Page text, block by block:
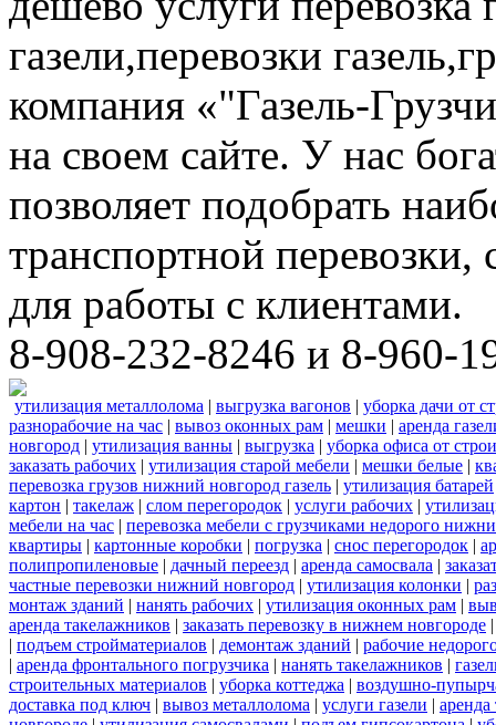
газели,перевозки
компания «"Газель-
на своем сайте. У нас
позволяет подобрать
транспортной
для работы с клиентами.
8-908-232-8246 и 8-960-
утилизация металлолома | выгрузка вагонов | уборка дачи от
разнорабочие на час | вывоз оконных рам | мешки | аренда
новгород | утилизация ванны | выгрузка | уборка офиса от
заказать рабочих | утилизация старой мебели | мешки белые |
перевозка грузов нижний новгород газель | утилизация батарей
картон | такелаж | слом перегородок | услуги рабочих |
мебели на час | перевозка мебели с грузчиками недорого
квартиры | картонные коробки | погрузка | снос перегородок |
полипропиленовые | дачный переезд | аренда самосвала |
частные перевозки нижний новгород | утилизация колонки |
монтаж зданий | нанять рабочих | утилизация оконных рам |
аренда такелажников | заказать перевозку в нижнем новгороде
| подъем стройматериалов | демонтаж зданий | рабочие
| аренда фронтального погрузчика | нанять такелажников |
строительных материалов | уборка коттеджа | воздушно-
доставка под ключ | вывоз металлолома | услуги газели | аренда